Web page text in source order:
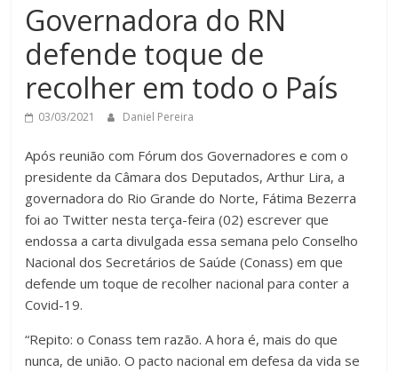
Governadora do RN
defende toque de
recolher em todo o País
03/03/2021 Daniel Pereira
Após reunião com Fórum dos Governadores e com o
presidente da Câmara dos Deputados, Arthur Lira, a
governadora do Rio Grande do Norte, Fátima Bezerra
foi ao Twitter nesta terça-feira (02) escrever que
endossa a carta divulgada essa semana pelo Conselho
Nacional dos Secretários de Saúde (Conass) em que
defende um toque de recolher nacional para conter a
Covid-19.
“Repito: o Conass tem razão. A hora é, mais do que
nunca, de união. O pacto nacional em defesa da vida se